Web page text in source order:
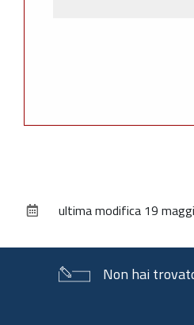
documentoultima modifica 19
Non hai